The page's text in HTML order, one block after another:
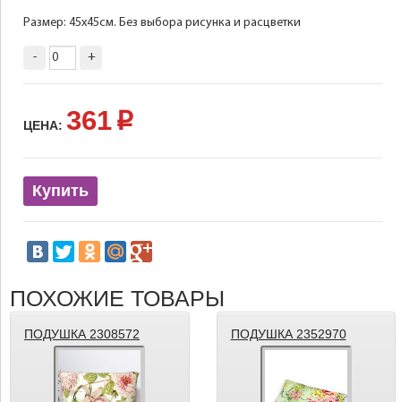
Размер: 45х45см. Без выбора рисунка и расцветки
- +
ЦЕНА: 361 p
Купить
ПОХОЖИЕ ТОВАРЫ
ПОДУШКА 2308572 ПОДУШКА 2352970